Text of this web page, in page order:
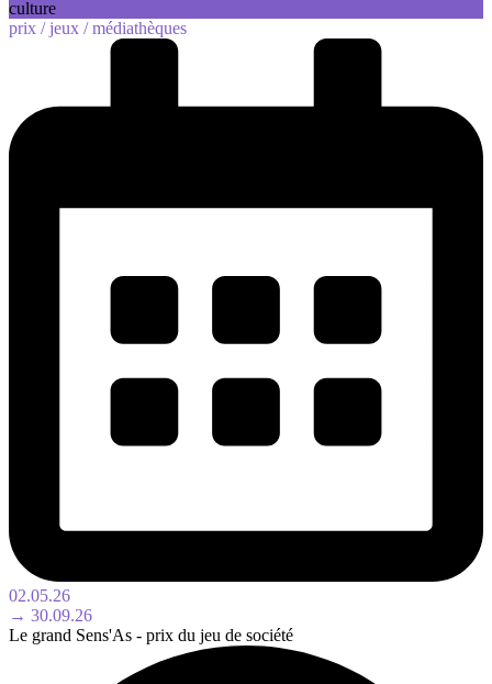
culture
prix /jeux /médiathèques
02.05.26
→ 30.09.26
Le grand Sens'As - prix du jeu de société